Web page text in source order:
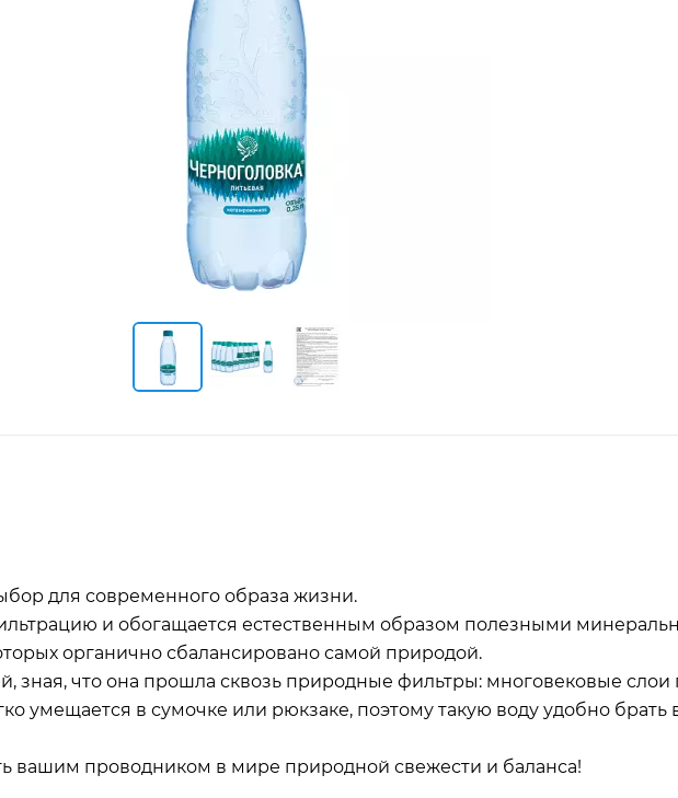
для современного образа жизни.
и обогащается естественным образом полезными
органично сбалансировано самой природой.
зная, что она прошла сквозь природные фильтры: многовековые слои
умещается в сумочке или рюкзаке, поэтому такую воду удобно брать
вашим проводником в мире природной свежести и баланса!